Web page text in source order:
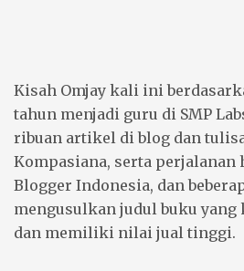
Kisah Omjay kali ini
tahun menjadi guru di SMP
ribuan artikel di blog dan
Kompasiana, serta perjalanan
Blogger Indonesia, dan
mengusulkan judulbuku yang
dan memiliki nilai jual tinggi.